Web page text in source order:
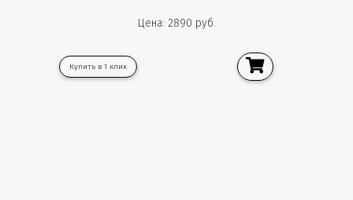
Цена: 2890 руб.
Купить в 1 клик